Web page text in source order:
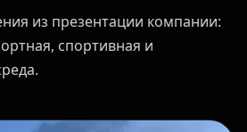
из презентации компании:
спортивная и